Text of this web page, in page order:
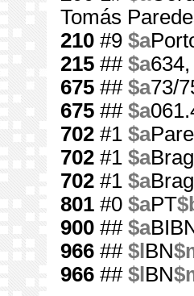
Tomás
210#9 $a
215## $a634,
675## $a73/
675## $a
702#1 $a
702#1 $a
702#1 $a
801#0 $aPT
900## $a
966## $l BN
966## $l BN